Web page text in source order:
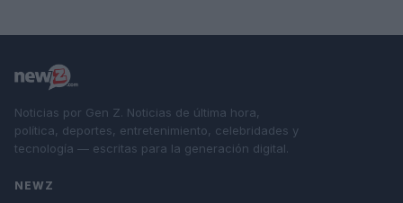
Noticias por Gen Z. Noticias de última hora,
política, deportes, entretenimiento, celebridades y
tecnología — escritas para la generación digital.
NEWZ